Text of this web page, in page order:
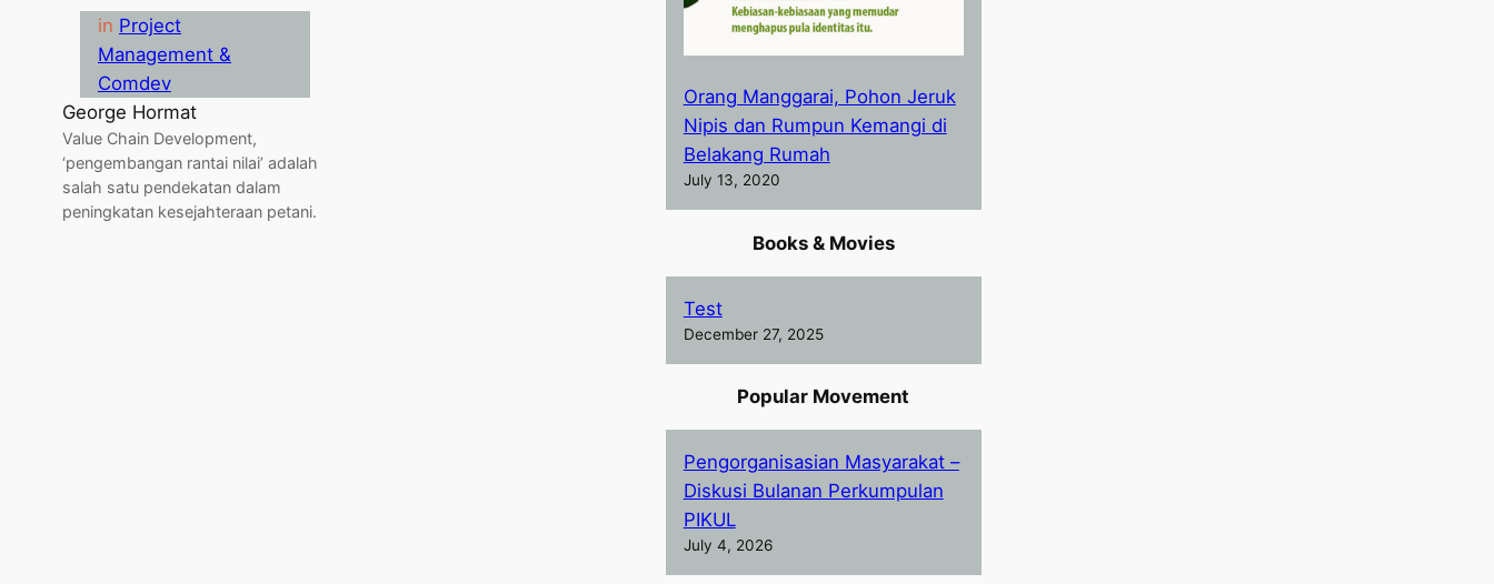
in Project
Management &
Comdev
George Hormat
Value Chain Development,
‘pengembangan rantai nilai’ adalah
salah satu pendekatan dalam
peningkatan kesejahteraan petani.
Orang Manggarai, Pohon Jeruk
Nipis dan Rumpun Kemangi di
Belakang Rumah
July 13, 2020
Books & Movies
Test
December 27, 2025
Popular Movement
Pengorganisasian Masyarakat –
Diskusi Bulanan Perkumpulan
PIKUL
July 4, 2026